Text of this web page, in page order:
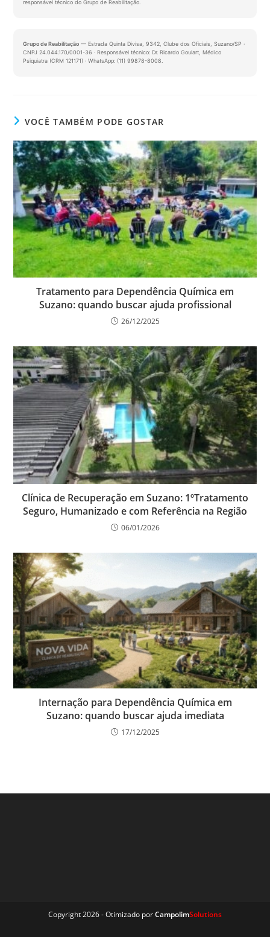
responsável técnico do Grupo de Reabilitação.
Grupo de Reabilitação — Estrada Quinta Divisa, 9342, Clube dos Oficiais, Suzano/SP ·
CNPJ 24.044.170/0001-36 · Responsável técnico: Dr. Ricardo Goulart, Médico
Psiquiatra (CRM 121171) · WhatsApp: (11) 99878-8008.
VOCÊ TAMBÉM PODE GOSTAR
Tratamento para Dependência Química em
Suzano: quando buscar ajuda profissional
26/12/2025
Clínica de Recuperação em Suzano: 1ºTratamento
Seguro, Humanizado e com Referência na Região
06/01/2026
Internação para Dependência Química em
Suzano: quando buscar ajuda imediata
17/12/2025
Copyright 2026 - Otimizado porCampolimSolutions